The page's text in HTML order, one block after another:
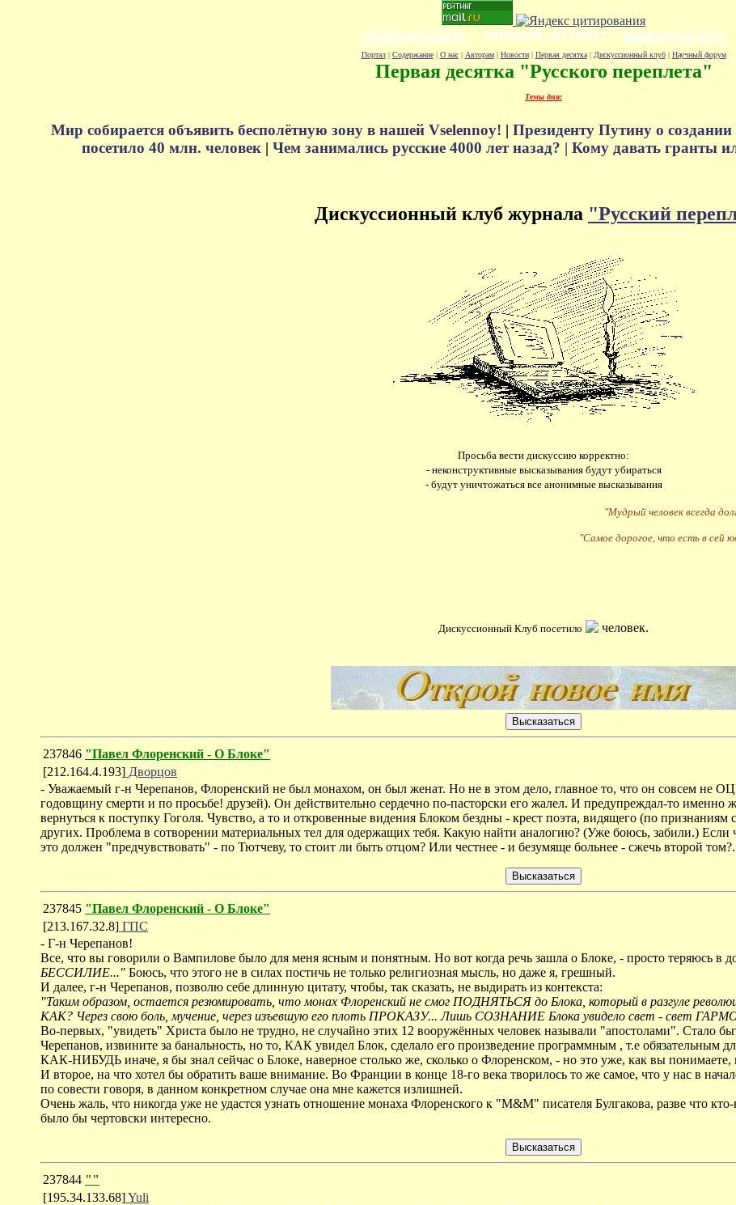
Портал| Содержание| О нас| Авторам| Новости| Первая десятка| Дискуссионный клуб| Научный форум
Первая десятка "Русского переплета"
Темы дня:
Мир собирается объявить бесполётную зону в нашей Vselennoy! | Президенту Путину о
посетило 40 млн. человек| Чем занимались русские 4000 лет назад? | Кому давать гранты
Дискуссионный клуб журнала "Русский
Просьба вести дискуссию корректно:
- неконструктивные высказывания будут убираться
- будут уничтожаться все анонимные высказывания
"Мудрый человек всегда
"Самое дорогое, что есть в сей
Дискуссионный Клуб посетило человек.
237846 "Павел Флоренский - О Блоке"
[212.164.4.193] Дворцов
- Уважаемый г-н Черепанов, Флоренский не был монахом, он был женат. Но не в этом дело, главное то, что он совсем не
годовщину смерти и по просьбе! друзей). Он действительно сердечно по-пасторски его жалел. И предупреждал-то
вернуться к поступку Гоголя. Чувство, а то и откровенные видения Блоком бездны - крест поэта, видящего (по
других. Проблема в сотворении материальных тел для одержащих тебя. Какую найти аналогию? (Уже боюсь, забили.) Если
это должен "предчувствовать" - по Тютчеву, то стоит ли быть отцом? Или честнее - и безумяще больнее - сжечь второй
237845 "Павел Флоренский - О Блоке"
[213.167.32.8] ГПС
- Г-н Черепанов!
Все, что вы говорили о Вампилове было для меня ясным и понятным. Но вот когда речь зашла о Блоке, - просто теряюсь в
БЕССИЛИЕ..." Боюсь, что этого не в силах постичь не только религиозная мысль, но даже я, грешный.
И далее, г-н Черепанов, позволю себе длинную цитату, чтобы, так сказать, не выдирать из контекста:
"Таким образом, остается резюмировать, что монах Флоренский не смог ПОДНЯТЬСЯ до Блока, который в разгуле
КАК? Через свою боль, мучение, через изъевшую его плоть ПРОКАЗУ... Лишь СОЗНАНИЕ Блока увидело свет - свет
Во-первых, "увидеть" Христа было не трудно, не случайно этих 12 вооружённых человек называли "апостолами". Стало
Черепанов, извините за банальность, но то, КАК увидел Блок, сделало его произведение программным , т.е обязательным
КАК-НИБУДЬ иначе, я бы знал сейчас о Блоке, наверное столько же, сколько о Флоренском, - но это уже, как вы понимаете,
И второе, на что хотел бы обратить ваше внимание. Во Франции в конце 18-го века творилось то же самое, что у нас в
по совести говоря, в данном конкретном случае она мне кажется излишней.
Очень жаль, что никогда уже не удастся узнать отношение монаха Флоренского к "М&М" писателя Булгакова, разве что кто-
было бы чертовски интересно.
237844 ""
[195.34.133.68]Yuli